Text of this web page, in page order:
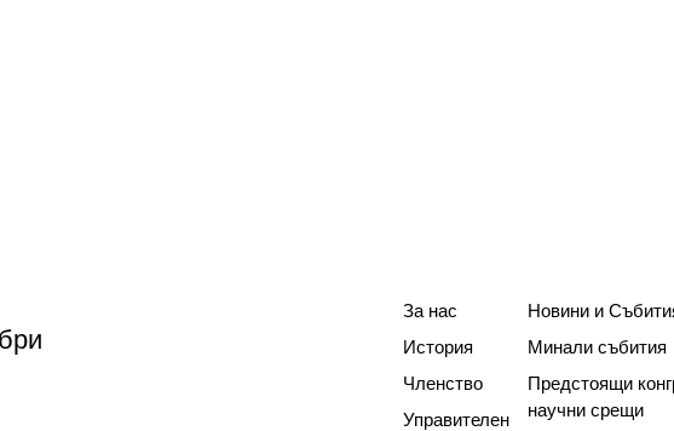
За нас
История
Членство
Управителен
Новини и
Минали събития
Предстоящи
научни срещи